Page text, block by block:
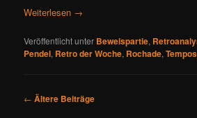
Weiterlesen →
Veröffentlicht unter Beweispartie,
Pendel, Retro der Woche, Rochade,
B
← Ältere Beiträge